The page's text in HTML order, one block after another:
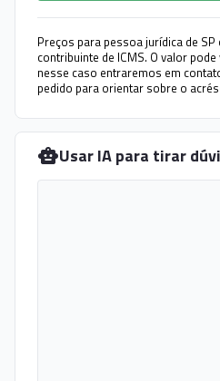
Preços para pessoa jurídica de
contribuinte de ICMS. O valor
nesse caso entraremos em
pedido para orientar sobre o
Usar IA para tirar